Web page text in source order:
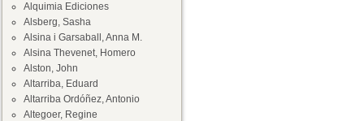
Alquimia Ediciones
Alsberg, Sasha
Alsina i Garsaball, Anna M.
Alsina Thevenet, Homero
Alston, John
Altarriba, Eduard
Altarriba Ordóñez, Antonio
Altegoer, Regine